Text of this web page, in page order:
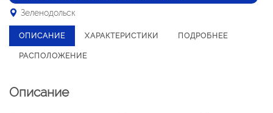
Зеленодольск
ОПИСАНИЕ ХАРАКТЕРИСТИКИ ПОДРОБНЕЕ
РАСПОЛОЖЕНИЕ
Описание